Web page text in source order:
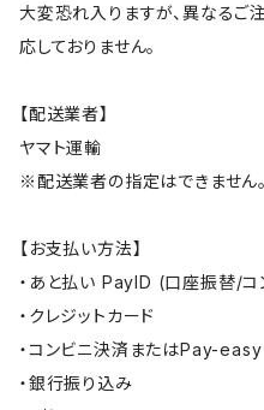
大変恐れ入りますが、異なるご
応しておりません。
【配送業者】
ヤマト運輸
※配送業者の指定はできません。
【お支払い方法】
・あと払い PayID (口座振替/コ
・クレジットカード
・コンビニ決済またはPay-easy
・銀行振り込み